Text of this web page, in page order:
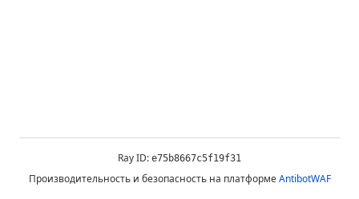
Ray ID: e75b8667c5f19f31
Производительность и безопасность на платформеAntibotWAF